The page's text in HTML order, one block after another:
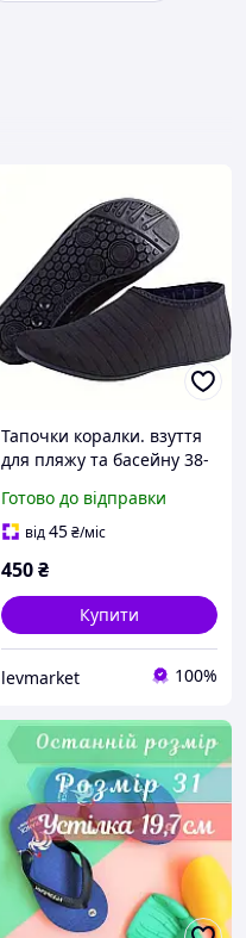
Тапочки коралки. взуття
для пляжу та басейну 38-
Готово до відправки
від45₴/міс
450₴
Купити
levmarket 100%